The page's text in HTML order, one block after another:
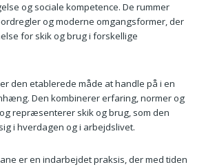
og sociale kompetence. De rummer
og moderne omgangsformer, der
for skik og brug i forskellige
den etablerede måde at handle på i en
Den kombinerer erfaring, normer og
repræsenterer skik og brug, som den
i hverdagen og i arbejdslivet.
er en indarbejdet praksis, der med tiden